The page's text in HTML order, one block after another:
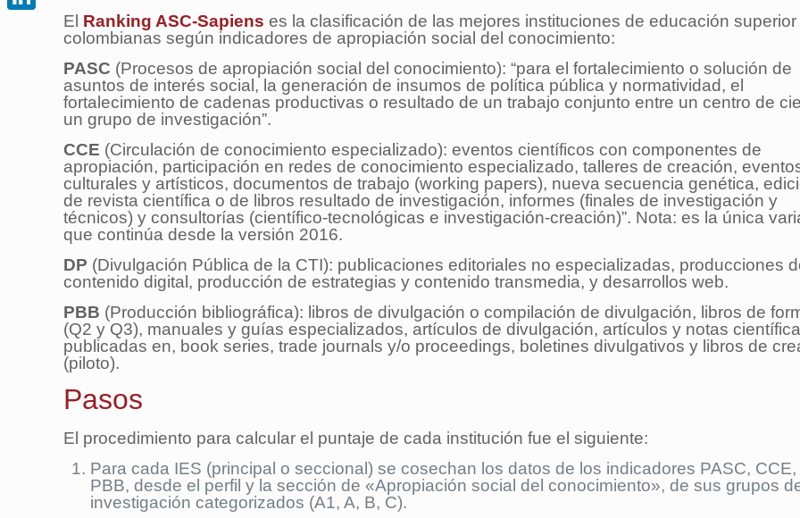
El Ranking ASC-Sapiens es la clasificación de las mejores instituciones de ​educación superior
colombianas según indicadores de apropiación social del conocimiento:
PASC (Procesos de apropiación social del conocimiento): “para el fortalecimiento o solución de
asuntos de interés social, la generación de insumos de política pública y normatividad, el
fortalecimiento de cadenas productivas o resultado de un trabajo conjunto entre un centro de
un grupo de investigación”.
CCE (Circulación de conocimiento especializado): eventos científicos con componentes de
apropiación, participación en redes de conocimiento especializado, talleres de creación,
culturales y artísticos, documentos de trabajo (working papers), nueva secuencia genética,
de revista científica o de libros resultado de investigación, informes (finales de investigación y
técnicos) y consultorías (científico-tecnológicas e investigación-creación)”. Nota: es la única
que continúa desde la versión 2016.
DP (Divulgación Pública de la CTI): publicaciones editoriales no especializadas, producciones
contenido digital, producción de estrategias y contenido transmedia, y desarrollos web.
PBB (Producción bibliográfica): libros de divulgación o compilación de divulgación, libros de
(Q2 y Q3), manuales y guías especializados, artículos de divulgación, artículos y notas
publicadas en, book series, trade journals y/o proceedings, boletines divulgativos y libros de
(piloto).
Pasos
El procedimiento para calcular el puntaje de cada institución fue el siguiente:
Para cada IES (principal o seccional) se cosechan los datos de los indicadores PASC,
PBB, desde el perfil y la sección de «Apropiación social del conocimiento», de sus grupos
investigación categorizados (A1, A, B, C).